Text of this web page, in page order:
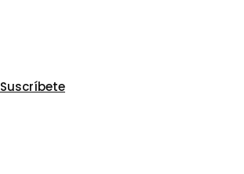
Suscríbete